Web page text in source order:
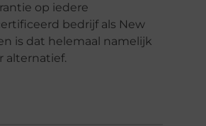
op iedere
bedrijf als New
is dat helemaal namelijk
alternatief.